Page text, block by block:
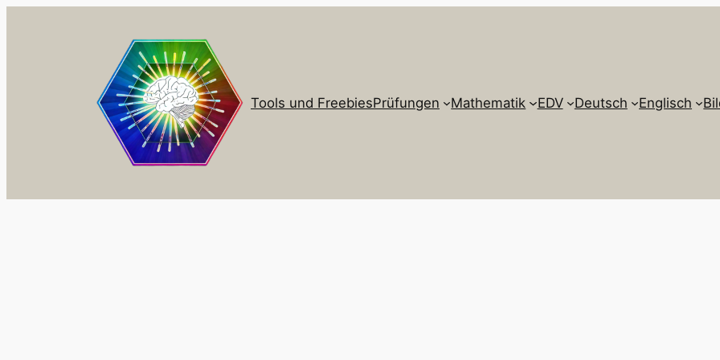
Tools und FreebiesPrüfungen Mathematik EDV Deutsch Englisch